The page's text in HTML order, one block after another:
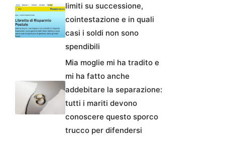
limiti su successione,
cointestazione e in quali
casi i soldi non sono
spendibili
Mia moglie mi ha tradito e
mi ha fatto anche
addebitare la separazione:
tutti i mariti devono
conoscere questo sporco
trucco per difendersi